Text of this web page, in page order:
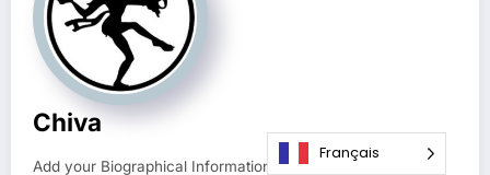
Chiva
Add your Biographical Information.Edit your Profile
Français